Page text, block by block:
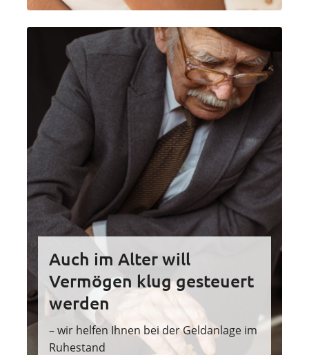
Auch im Alter will
Vermögen klug gesteuert
werden
– wir helfen Ihnen bei der Geldanlage im
Ruhestand